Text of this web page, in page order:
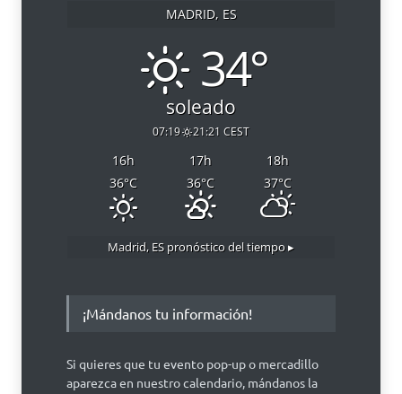
MADRID, ES
34°
soleado
07:19 21:21 CEST
16h 17h 18h
36°C 36°C 37°C
Madrid, ESpronóstico del tiempo ▸
¡Mándanos tu información!
Si quieres que tu evento pop-up o mercadillo
aparezca en nuestro calendario, mándanos la